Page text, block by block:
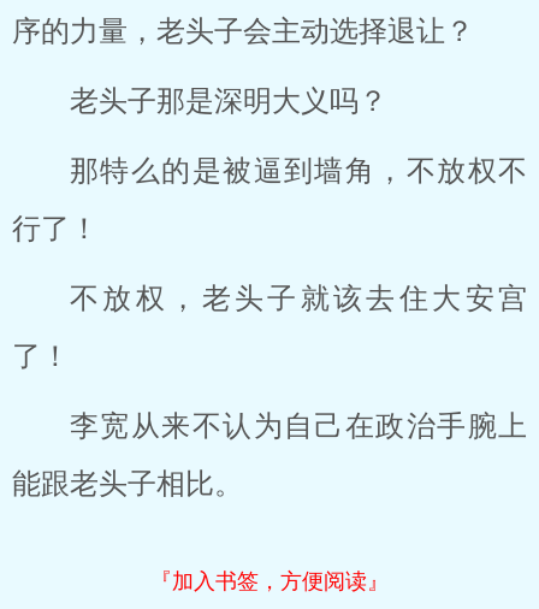
序的力量，老头子会主动选择退让？
老头子那是深明大义吗？
那特么的是被逼到墙角，不放权不
行了！
不放权，老头子就该去住大安宫
了！
李宽从来不认为自己在政治手腕上
能跟老头子相比。
『加入书签，方便阅读』